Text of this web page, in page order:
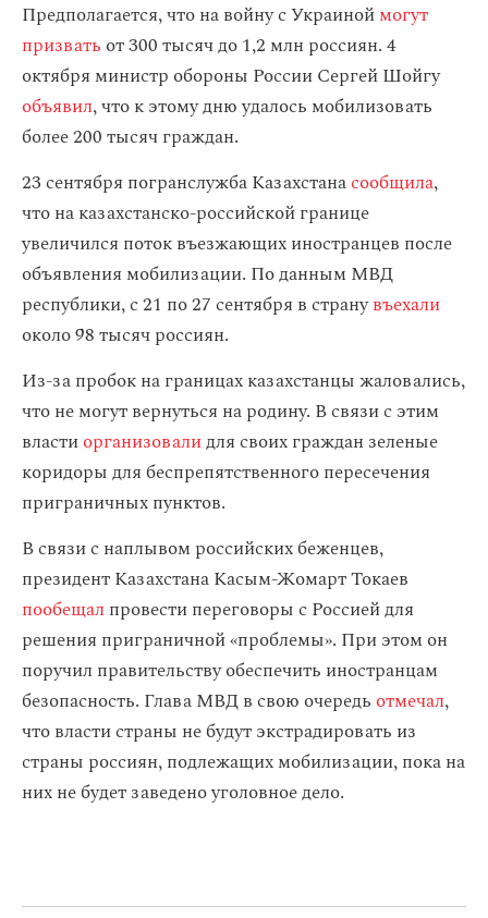
Предполагается, что на войну с Украиноймогут
призвать от 300 тысяч до 1,2 млн россиян. 4
октября министр обороны России Сергей Шойгу
объявил, что к этому дню удалось мобилизовать
более 200 тысяч граждан.
23 сентября погранслужба Казахстанасообщила,
что на казахстанско-российской границе
увеличился поток въезжающих иностранцев после
объявления мобилизации. По данным МВД
республики, с 21 по 27 сентября в странувъехали
около 98 тысяч россиян.
Из-за пробок на границах казахстанцы жаловались,
что не могут вернуться на родину. В связи с этим
властиорганизовалидля своих граждан зеленые
коридоры для беспрепятственного пересечения
приграничных пунктов.
В связи с наплывом российских беженцев,
президент Казахстана Касым-Жомарт Токаев
пообещал провести переговоры с Россией для
решения приграничной «проблемы». При этом он
поручил правительству обеспечить иностранцам
безопасность. Глава МВД в свою очередь отмечал,
что власти страны не будут экстрадировать из
страны россиян, подлежащих мобилизации, пока на
них не будет заведено уголовное дело.